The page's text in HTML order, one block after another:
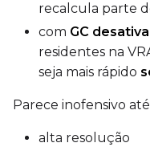
recalcula parte
com GC
residentes na
seja mais rápido
Parece inofensivo
alta resolução